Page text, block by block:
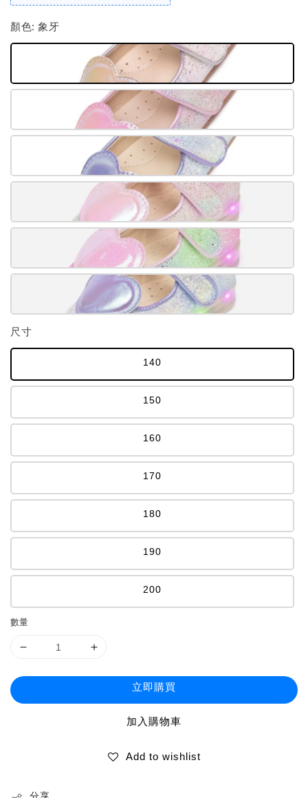
顏色: 象牙
尺寸
140
150
160
170
180
190
200
數量
立即購買
加入購物車
Add to wishlist